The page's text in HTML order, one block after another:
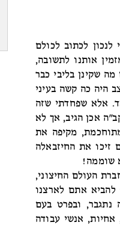
לכתוב לכולם
אותנו לתשובה,
שקינן בליבי כבר
היה כה קשה בעיני
אלא שפחדתי שזה
אכן הגיב, אך לא
מקיפה את
זיכו את החיזבאלה
שוממה!
העולם החיצוני,
להביא אתם לארצנו
נתגבר, ובפרט בעם
אנשי עבודה